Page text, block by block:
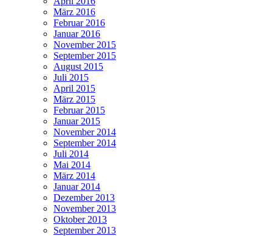
März 2016
Februar 2016
Januar 2016
November 2015
September 2015
August 2015
Juli 2015
April 2015
März 2015
Februar 2015
Januar 2015
November 2014
September 2014
Juli 2014
Mai 2014
März 2014
Januar 2014
Dezember 2013
November 2013
Oktober 2013
September 2013